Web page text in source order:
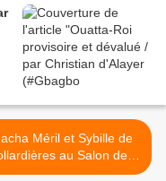
Méril et Sybille de
au Salon des
Femmes de Lettres >